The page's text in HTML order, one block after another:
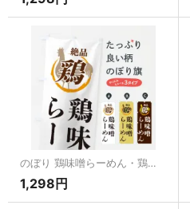
のぼり 鶏味噌らーめん・鶏・鶏料理 のぼり旗
1,298円